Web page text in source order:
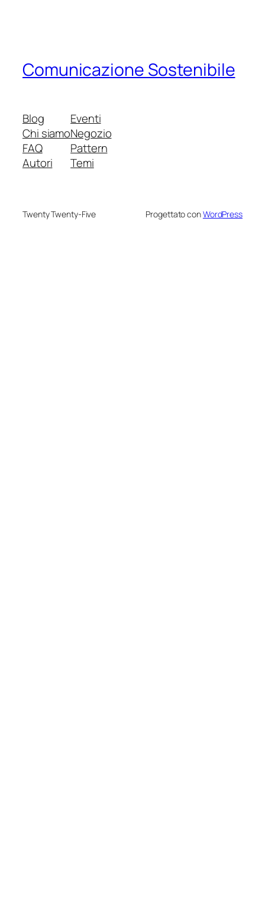
Comunicazione Sostenibile
Blog
Chi siamo
FAQ
Autori
Eventi
Negozio
Pattern
Temi
Twenty Twenty-Five Progettato conWordPress